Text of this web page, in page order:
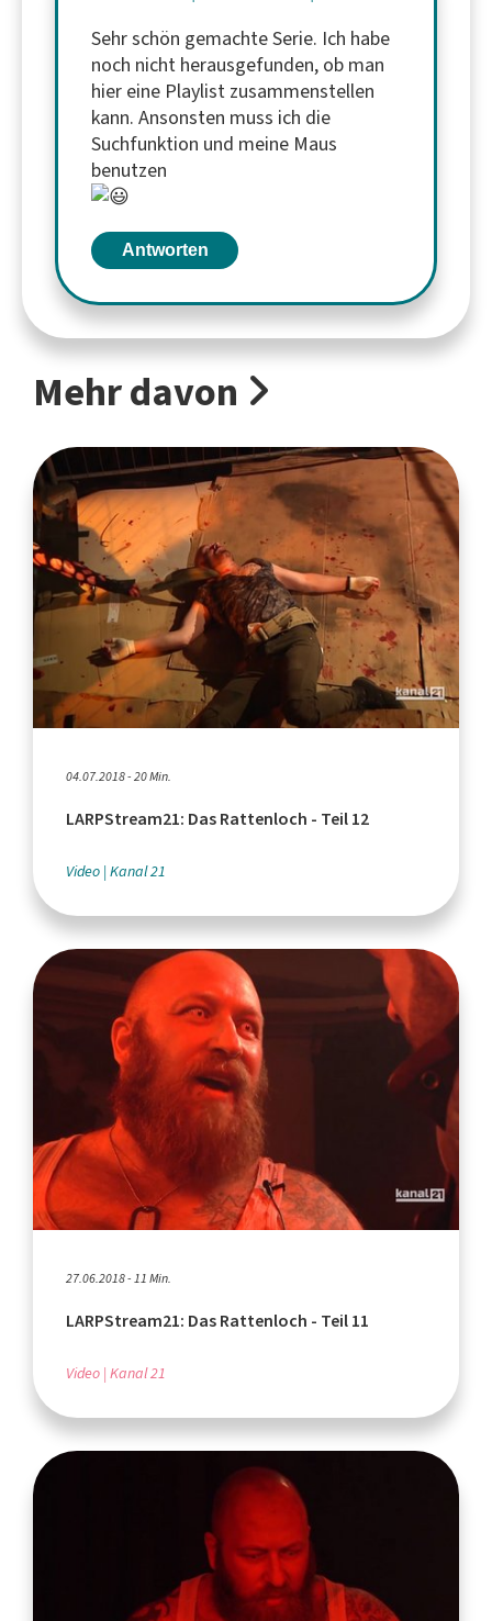
Sehr schön gemachte Serie. Ich habe
noch nicht herausgefunden, ob man
hier eine Playlist zusammenstellen
kann. Ansonsten muss ich die
Suchfunktion und meine Maus
benutzen
Antworten
Mehr davon
04.07.2018 - 20 Min.
LARPStream21: Das Rattenloch - Teil 12
Video Kanal 21
27.06.2018 - 11 Min.
LARPStream21: Das Rattenloch - Teil 11
Video Kanal 21